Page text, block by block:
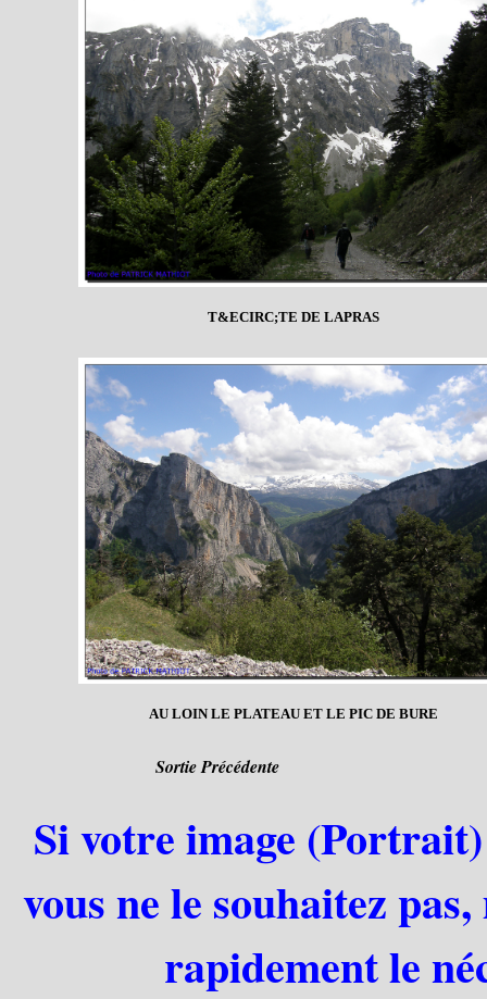
T&ECIRC;TE DE LAPRAS
AU LOIN LE PLATEAU ET LE PIC DE BURE
Sortie Précédente
Si votre image
vous ne le souhaitez
rapidement le